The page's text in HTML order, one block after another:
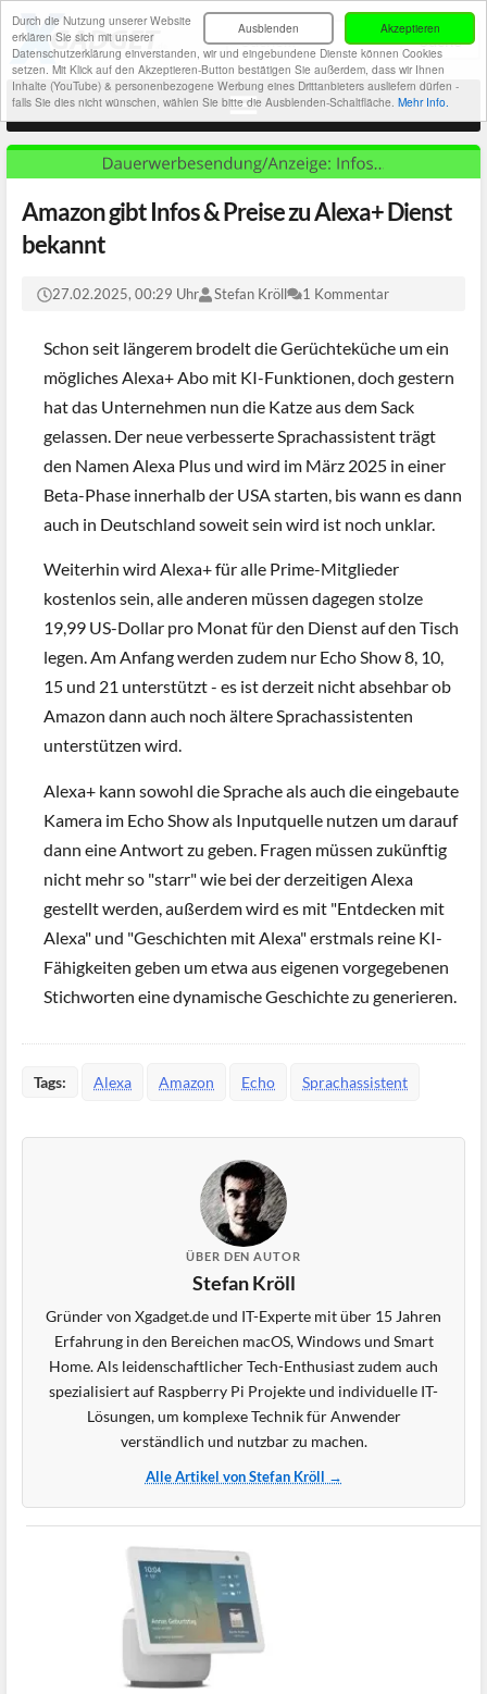
Akzeptieren
Ausblenden
Durch die Nutzung unserer Website
erklären Sie sich mit unserer
Datenschutzerklärung einverstanden, wir und eingebundene Dienste können Cookies
setzen. Mit Klick auf den Akzeptieren-Button bestätigen Sie außerdem, dass wir Ihnen
Inhalte (YouTube) & personenbezogene Werbung eines Drittanbieters ausliefern dürfen -
falls Sie dies nicht wünschen, wählen Sie bitte die Ausblenden-Schaltfläche. Mehr Info.
Amazon gibt Infos & Preise zu Alexa+ Dienst
bekannt
27.02.2025, 00:29 Uhr Stefan Kröll 1 Kommentar
Schon seit längerem brodelt die Gerüchteküche um ein
mögliches Alexa+ Abo mit KI-Funktionen, doch gestern
hat das Unternehmen nun die Katze aus dem Sack
gelassen. Der neue verbesserte Sprachassistent trägt
den Namen Alexa Plus und wird im März 2025 in einer
Beta-Phase innerhalb der USA starten, bis wann es dann
auch in Deutschland soweit sein wird ist noch unklar.
Weiterhin wird Alexa+ für alle Prime-Mitglieder
kostenlos sein, alle anderen müssen dagegen stolze
19,99 US-Dollar pro Monat für den Dienst auf den Tisch
legen. Am Anfang werden zudem nur Echo Show 8, 10,
15 und 21 unterstützt - es ist derzeit nicht absehbar ob
Amazon dann auch noch ältere Sprachassistenten
unterstützen wird.
Alexa+ kann sowohl die Sprache als auch die eingebaute
Kamera im Echo Show als Inputquelle nutzen um darauf
dann eine Antwort zu geben. Fragen müssen zukünftig
nicht mehr so "starr" wie bei der derzeitigen Alexa
gestellt werden, außerdem wird es mit "Entdecken mit
Alexa" und "Geschichten mit Alexa" erstmals reine KI-
Fähigkeiten geben um etwa aus eigenen vorgegebenen
Stichworten eine dynamische Geschichte zu generieren.
Tags: Alexa Amazon Echo Sprachassistent
ÜBER DEN AUTOR
Stefan Kröll
Gründer von Xgadget.de und IT-Experte mit über 15 Jahren
Erfahrung in den Bereichen macOS, Windows und Smart
Home. Als leidenschaftlicher Tech-Enthusiast zudem auch
spezialisiert auf Raspberry Pi Projekte und individuelle IT-
Lösungen, um komplexe Technik für Anwender
verständlich und nutzbar zu machen.
Alle Artikel von Stefan Kröll →